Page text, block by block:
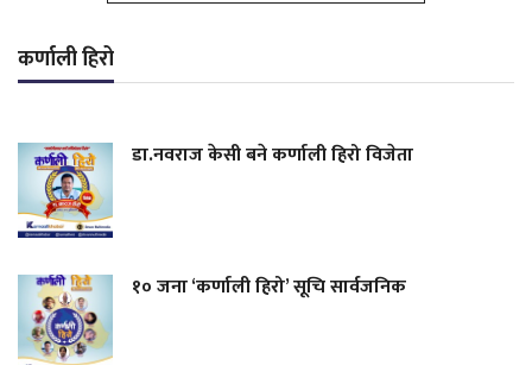
कर्णाली हिरो
डा.नवराज केसी बने कर्णाली हिरो विजेता
१० जना ‘कर्णाली हिरो’ सूचि सार्वजनिक